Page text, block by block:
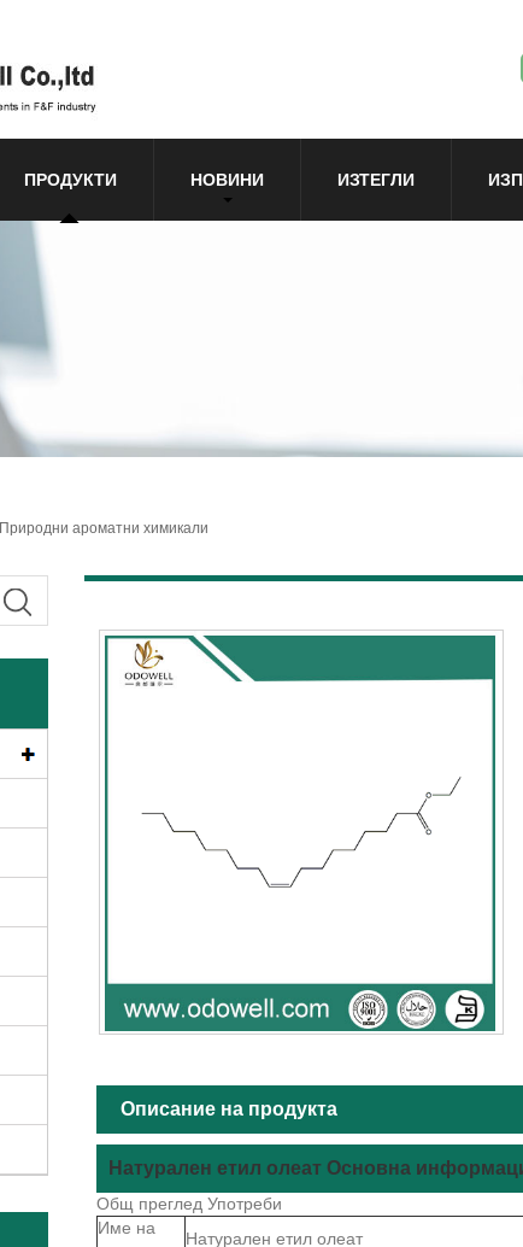
ПРОДУКТИ НОВИНИ ИЗТЕГЛИ
Природни ароматни химикали
Описание на продукта
Натурален етил олеат Основна
Общ преглед Употреби
Име на
Натурален етил олеат